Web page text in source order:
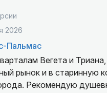
2026
Пальмас
Вегета и
рынок и в
Рекомендую